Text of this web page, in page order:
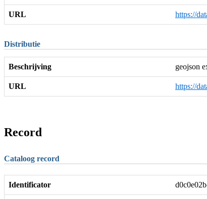
URL https://
Distributie
Beschrijving geojson
URL https://
Record
Cataloog record
Identificator